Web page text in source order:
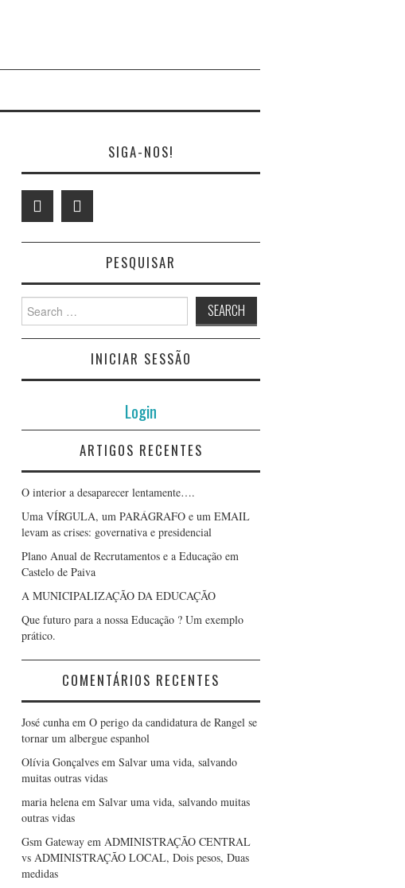
SIGA-NOS!
PESQUISAR
Search
for:
INICIAR SESSÃO
Login
ARTIGOS RECENTES
O interior a desaparecer lentamente….
Uma VÍRGULA, um PARÁGRAFO e um EMAIL
levam as crises: governativa e presidencial
Plano Anual de Recrutamentos e a Educação em
Castelo de Paiva
A MUNICIPALIZAÇÃO DA EDUCAÇÃO
Que futuro para a nossa Educação ? Um exemplo
prático.
COMENTÁRIOS RECENTES
José cunha em O perigo da candidatura de Rangel se
tornar um albergue espanhol
Olívia Gonçalves em Salvar uma vida, salvando
muitas outras vidas
maria helena em Salvar uma vida, salvando muitas
outras vidas
Gsm Gateway em ADMINISTRAÇÃO CENTRAL
vs ADMINISTRAÇÃO LOCAL, Dois pesos, Duas
medidas